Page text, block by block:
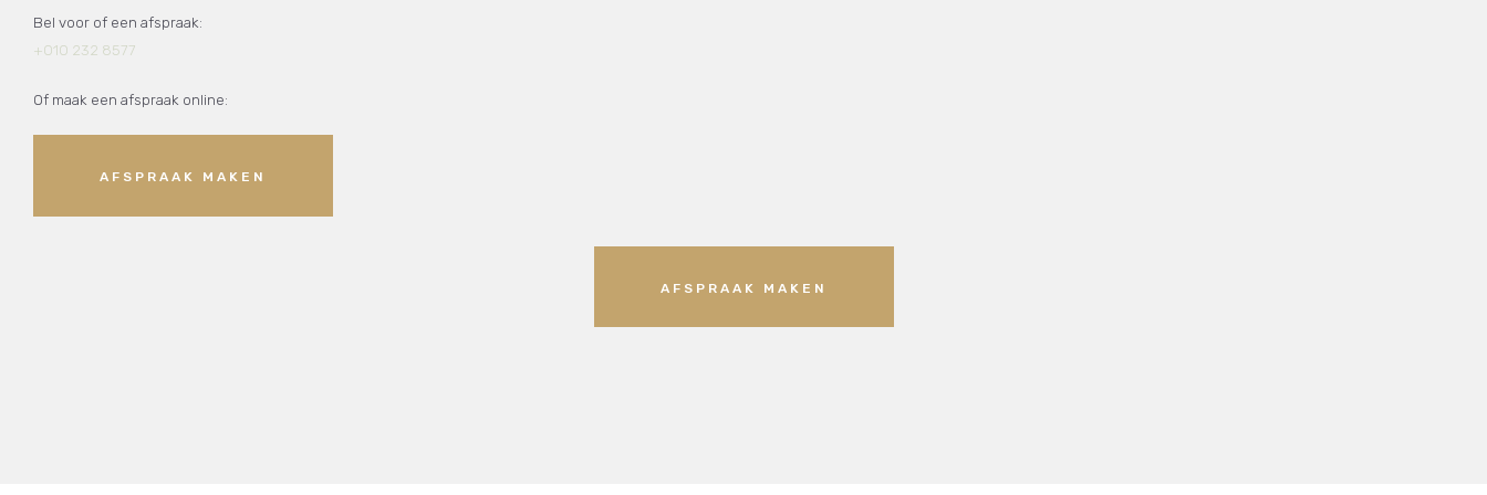
Bel voor of een afspraak:
+010 232 8577
Of maak een afspraak online:
AFSPRAAK MAKEN
AFSPRAAK MAKEN